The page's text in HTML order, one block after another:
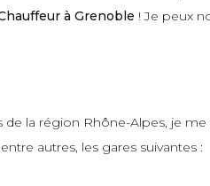
à Grenoble ! Je peux
la région Rhône-Alpes, je
autres, les gares suivantes :